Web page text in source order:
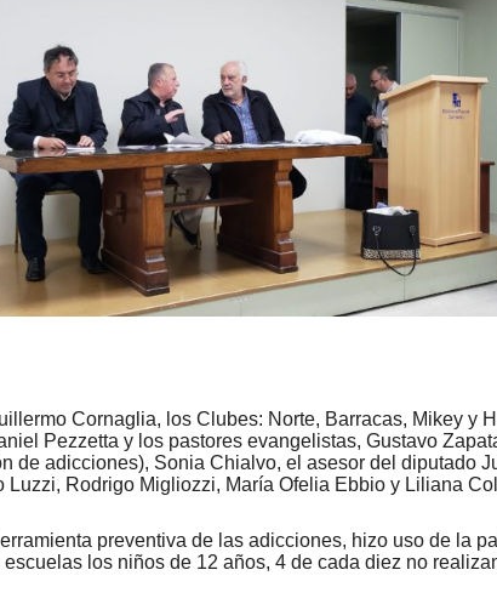
Cornaglia, los Clubes: Norte, Barracas, Mikey y
Pezzetta y los pastores evangelistas, Gustavo
de adicciones), Sonia Chialvo, el asesor del diputado
Rodrigo Migliozzi, María Ofelia Ebbio y Liliana
preventiva de las adicciones, hizo uso de la
los niños de 12 años, 4 de cada diez no